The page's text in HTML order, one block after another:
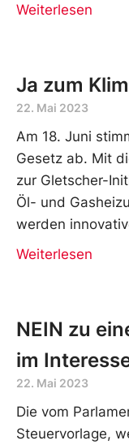
Weiterlesen
Ja zum
22. Mai 2023
Am 18. Juni
Gesetz ab. Mit
zur Gletscher-
Öl- und
werden
Weiterlesen
NEIN zu
im
22. Mai 2023
Die vom
Steuervorlage,